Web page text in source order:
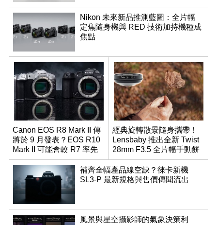
Nikon 未來新品推測藍圖：全片幅
定焦隨身機與 RED 技術加持機種成
焦點
Canon EOS R8 Mark II 傳
將於 9 月發表？EOS R10
Mark II 可能會較 R7 率先
推出
經典旋轉散景隨身攜帶！
Lensbaby 推出全新 Twist
28mm F3.5 全片幅手動餅
乾鏡
補齊全幅產品線空缺？徠卡新機
SL3-P 最新規格與售價傳聞流出
風景與星空攝影師的氣象決策利